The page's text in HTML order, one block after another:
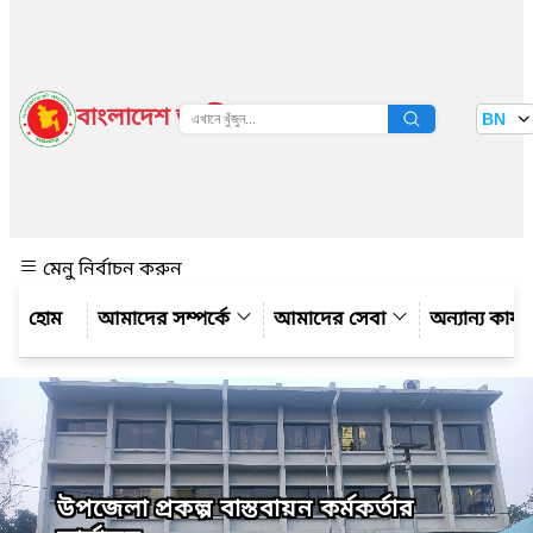
বাংলাদেশ জাতীয় তথ্য বাতায়ন BN
মেনু নির্বাচন করুন
আমাদের সম্পর্কে
আমাদের সেবা অন্যান্য
উপজেলা প্রকল্প বাস্তবায়ন কর্মকর্তার